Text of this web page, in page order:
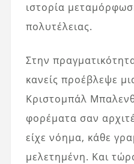
ιστορία
πολυτέλειας.
Στην
κανείς προέβλεψε
Κριστομπάλ
φορέματα σαν
είχε νόημα, κάθε
μελετημένη. Και